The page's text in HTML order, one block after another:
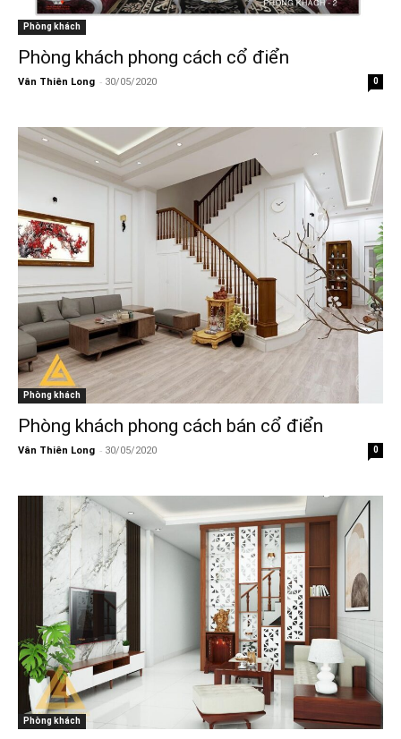
Phòng khách
Phòng khách phong cách cổ điển
Vân Thiên Long - 30/05/2020 0
Phòng khách
Phòng khách phong cách bán cổ điển
Vân Thiên Long - 30/05/2020 0
Phòng khách